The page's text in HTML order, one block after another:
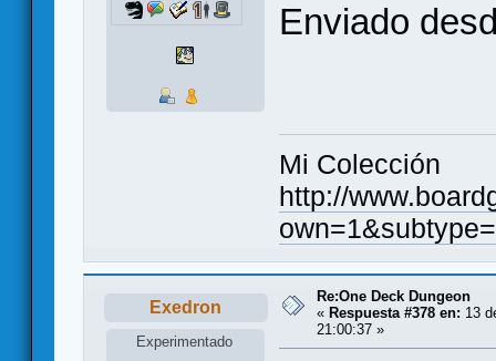
Enviado
Mi Colección
http://
Exedron
Experimentado
Re:One Deck Dungeon
« Respuesta #378 en: 13
21:00:37 »